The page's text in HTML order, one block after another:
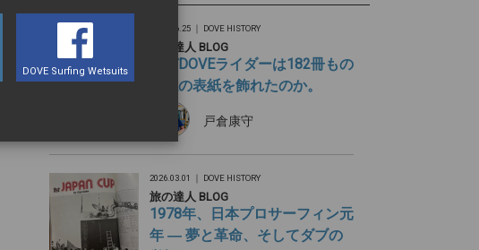
2026.06.25 ｜ DOVE HISTORY
旅の達人 BLOG
なぜDOVEライダーは182冊もの
雑誌の表紙を飾れたのか。
戸倉康守
2026.03.01 ｜ DOVE HISTORY
旅の達人 BLOG
1978年、日本プロサーフィン元
年 ― 夢と革命、そしてダブの
DOVE Surfing Wetsuits